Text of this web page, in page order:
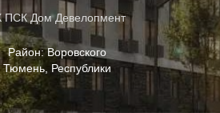
ПСК Дом Девелопмент
Район:Воровского
Тюмень, Республики